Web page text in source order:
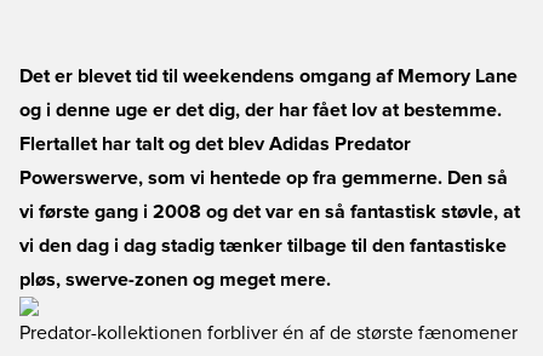
Det er blevet tid til weekendens omgang af Memory Lane
og i denne uge er det dig, der har fået lov at bestemme.
Flertallet har talt og det blev Adidas Predator
Powerswerve, som vi hentede op fra gemmerne. Den så
vi første gang i 2008 og det var en så fantastisk støvle, at
vi den dag i dag stadig tænker tilbage til den fantastiske
pløs, swerve-zonen og meget mere.
Predator-kollektionen forbliver én af de største fænomener